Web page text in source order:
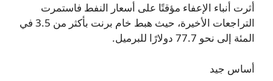
أثرت أنباء الإعفاء مؤقتًا على أسعار النفط فاستمرت
التراجعات الأخيرة، حيث هبط خام برنت بأكثر من 3.5 في
المئة إلى نحو 77.7 دولارًا للبرميل.
أساس جيد